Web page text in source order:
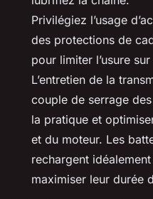
Privilégiez l’usage
des protections de
pour limiter l’usure
L’entretien de la
couple de serrage
la pratique et
et du moteur. Les
rechargent
maximiser leur durée